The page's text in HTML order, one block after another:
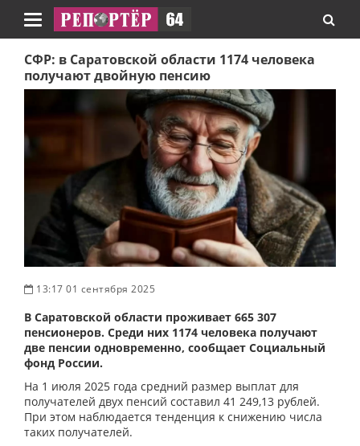
Навигация
СФР: в Саратовской области 1174 человека
получают двойную пенсию
13:17 01 сентября 2025
В Саратовской области проживает 665 307
пенсионеров. Среди них 1174 человека получают
две пенсии одновременно, сообщает Социальный
фонд России.
На 1 июля 2025 года средний размер выплат для
получателей двух пенсий составил 41 249,13 рублей.
При этом наблюдается тенденция к снижению числа
таких получателей.